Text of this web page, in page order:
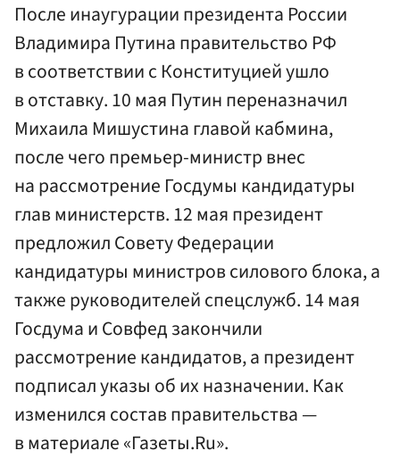
После инаугурации президента России
Владимира Путина правительство РФ
в соответствии с Конституцией ушло
в отставку. 10 мая Путин переназначил
Михаила Мишустина главой кабмина,
после чего премьер-министр внес
на рассмотрение Госдумы кандидатуры
глав министерств. 12 мая президент
предложил Совету Федерации
кандидатуры министров силового блока, а
также руководителей спецслужб. 14 мая
Госдума и Совфед закончили
рассмотрение кандидатов, а президент
подписал указы об их назначении. Как
изменился состав правительства —
в материале «Газеты.Ru».